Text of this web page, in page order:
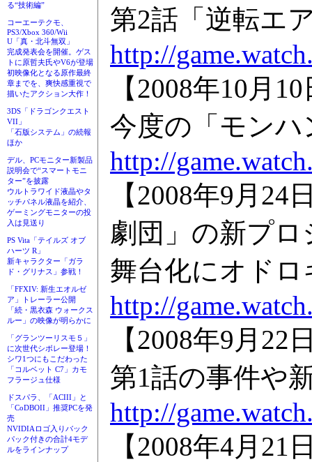
る“技術編”
コーエーテクモ、
PS3/Xbox 360/Wii
U「真・北斗無双」
完成発表会を開催。ゲス
トに原哲夫氏やV6が登場
初映像化となる原作最終
章までを、爽快感重視で
描いたアクション大作！
3DS「ドラゴンクエスト
VII」
「石版システム」の続報
ほか
デル、PCモニター新製品
説明会で“スマートモニ
ター”を披露
ウルトラワイド液晶やタ
ッチパネル液晶を紹介、
ゲーミングモニターの投
入は見送り
PS Vita「テイルズ オブ
ハーツ R」
新キャラクター「ガラ
ド・グリナス」参戦！
「FFXIV: 新生エオルゼ
ア」トレーラー公開
「続・黒衣森 ウォークス
ルー」の映像が明らかに
「グランツーリスモ５」
に次世代シボレー登場！
シワ1つにもこだわった
「コルベット C7」カモ
フラージュ仕様
ドスパラ、「ACIII」と
「CoDBOII」推奨PCを発
売
NVIDIAロゴ入りバック
パック付きの合計4モデ
ルをラインナップ
第2話「逆転エ
http://
【2008年10月
今度の「モン
http://
【2008年9月
劇団」の新プ
舞台化にオド
http://
【2008年9月
第1話の事件や
http://
【2008年4月